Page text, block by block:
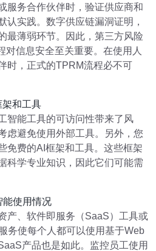
服务合作伙伴时，验证供应商和
认实践。数字供应链漏洞证明，
最薄弱环节。因此，第三方风险
对信息安全至关重要。在使用人
时，正式的TPRM流程必不可
架和工具
智能工具的可访问性带来了风
虑避免使用外部工具。另外，您
免费的AI框架和工具。这些框架
科学专业知识，因此它们可能需
能使用情况
产、软件即服务（SaaS）工具或
务使每个人都可以使用基于Web
产品也是如此。监控员工使用